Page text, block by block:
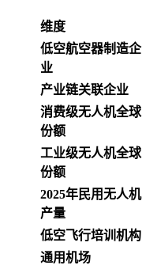
维度
低空航空器制造企
业
产业链关联企业
消费级无人机全球
份额
工业级无人机全球
份额
2025年民用无人机
产量
低空飞行培训机构
通用机场